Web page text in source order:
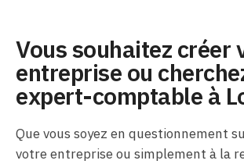
Vous souhaitez créer
entreprise ou
expert-comptable à
Que vous soyez en questionnement
votre entreprise ou simplement à la